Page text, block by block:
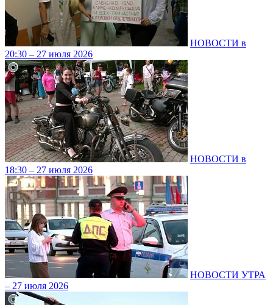
НОВОСТИ в
20:30 – 27 июля 2026
НОВОСТИ в
18:30 – 27 июля 2026
НОВОСТИ УТРА
– 27 июля 2026